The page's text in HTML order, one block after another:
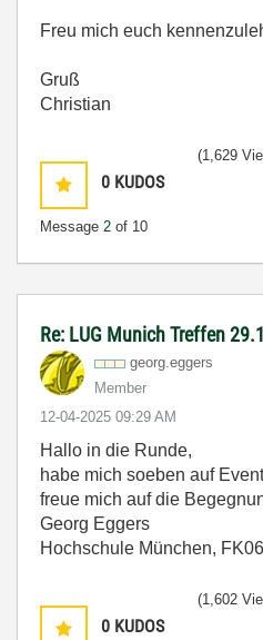
Freu mich euch
Gruß
Christian
0 KUDOS
Message 2 of 10
(1,629
Re: LUG Munich Treffen
georg.eggers
Member
‎12-04-2025 09:29 AM
Hallo in die Runde,
habe mich soeben auf
freue mich auf die
Georg Eggers
Hochschule München, FK06
0 KUDOS
(1,602